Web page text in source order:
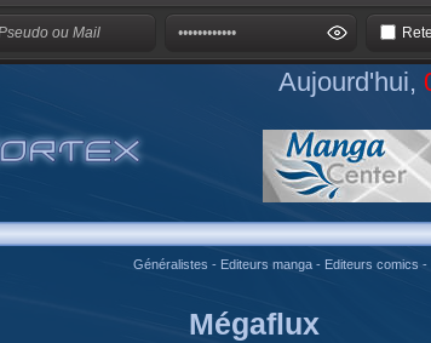
Aujourd'hui,
Généralistes - Editeurs manga - Editeurs comics -
Mégaflux